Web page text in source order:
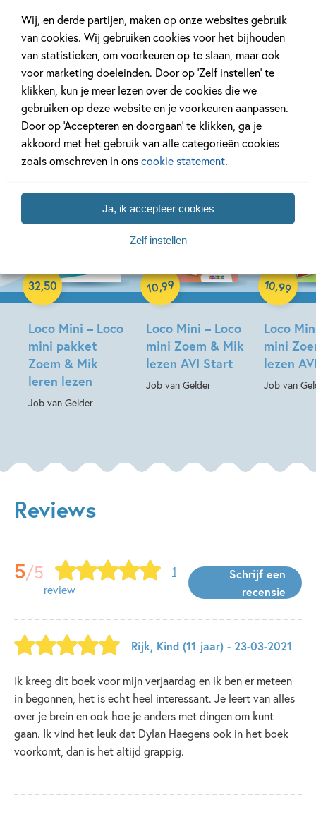
Wij, en derde partijen, maken op onze websites gebruik
van cookies. Wij gebruiken cookies voor het bijhouden
van statistieken, om voorkeuren op te slaan, maar ook
voor marketing doeleinden. Door op ‘Zelf instellen’ te
klikken, kun je meer lezen over de cookies die we
gebruiken op deze website en je voorkeuren aanpassen.
Door op ‘Accepteren en doorgaan’ te klikken, ga je
akkoord met het gebruik van alle categorieën cookies
zoals omschreven in onscookie statement.
Ja, ik accepteer cookies
Zelf instellen
Bekijk ook eens
Loco Mini – Loco
mini pakket
Zoem & Mik
leren lezen
Job van Gelder
32,50
17-08-2026
Loco Mini – Loco
mini Zoem & Mik
lezen AVI Start
Job van Gelder
10,99
Loco
mini
lezen
Job van
10,99
Reviews
5/5
1
review
Schrijf een
recensie
Rijk, Kind (11 jaar) - 23-03-2021
Ik kreeg dit boek voor mijn verjaardag en ik ben er meteen
in begonnen, het is echt heel interessant. Je leert van alles
over je brein en ook hoe je anders met dingen om kunt
gaan. Ik vind het leuk dat Dylan Haegens ook in het boek
voorkomt, dan is het altijd grappig.